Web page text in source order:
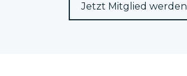
Jetzt Mitglied werden